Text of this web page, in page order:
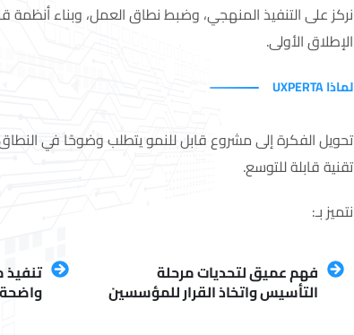
نركز على التنفيذ المنهجي، وضبط نطاق العمل، وبناء أنظمة
الإطلاق الأولى.
لماذا UXPERTA
تحويل الفكرة إلى مشروع قابل للنمو يتطلب وضوحًا في
تقنية قابلة للتوسع.
نتميز بـ:
فهم عميق لتحديات مرحلة
التأسيس واتخاذ القرار للمؤسسين